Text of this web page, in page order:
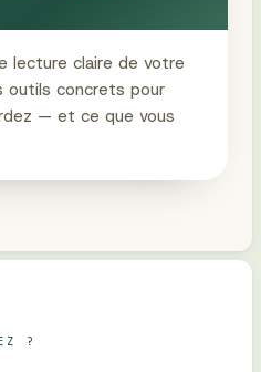
lecture claire de votre
outils concrets pour
— et ce que vous
?